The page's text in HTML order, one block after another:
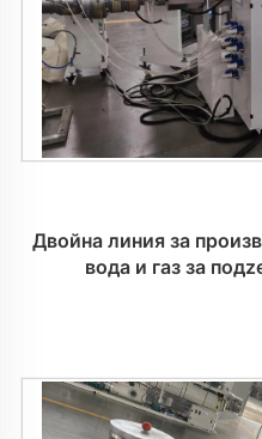
Двойна линия за
вода и газ за